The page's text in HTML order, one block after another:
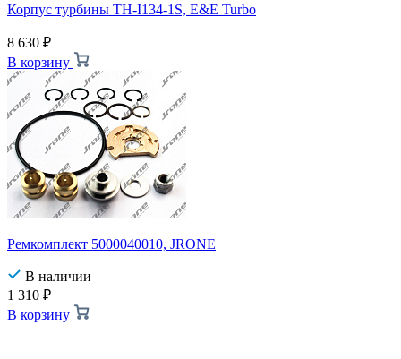
Корпус турбины TH-I134-1S, E&E Turbo
8 630 ₽
В корзину
Ремкомплект 5000040010, JRONE
В наличии
1 310 ₽
В корзину